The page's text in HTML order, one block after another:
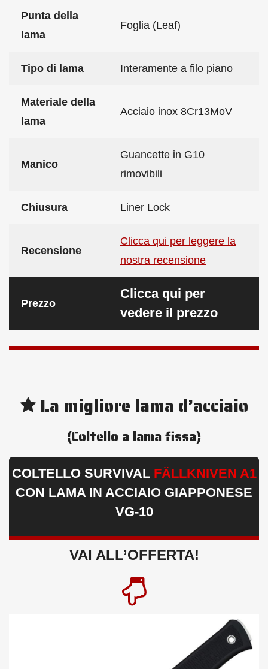
Punta della
lama
Foglia (Leaf)
Tipo di lama Interamente a filo piano
Materiale della
lama
Acciaio inox 8Cr13MoV
Manico
Guancette in G10
rimovibili
Chiusura Liner Lock
Recensione
Clicca qui per leggere la
nostra recensione
Prezzo
Clicca qui per
vedere il prezzo
La migliore lama d’acciaio
(Coltello a lama fissa)
COLTELLO SURVIVAL FÄLLKNIVEN A1
CON LAMA IN ACCIAIO GIAPPONESE
VG‑10
VAI ALL’OFFERTA!